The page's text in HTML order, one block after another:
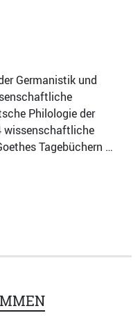
Germanistik und
Philologie der
wissenschaftliche
Tagebüchern …